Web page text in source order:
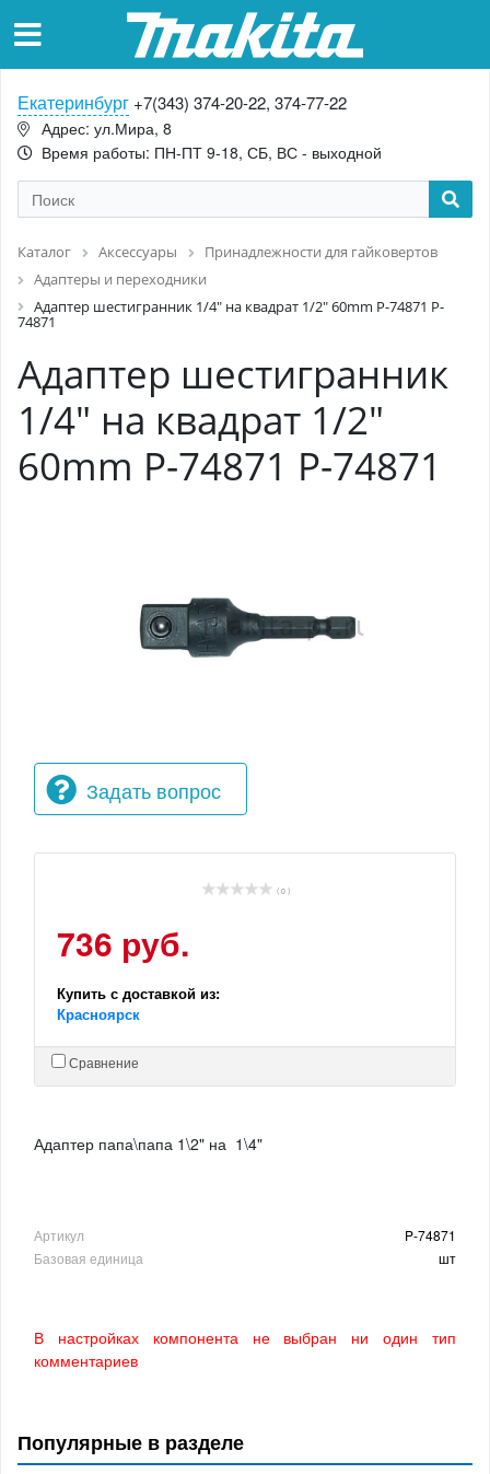
Екатеринбург +7(343) 374-20-22, 374-77-22
Адрес: ул.Мира, 8
Время работы: ПН-ПТ 9-18, СБ, ВС - выходной
Каталог Аксессуары
Принадлежности для гайковертов
Адаптеры и переходники
Адаптер шестигранник 1/4" на квадрат 1/2" 60mm P-74871 P-
74871
Адаптер шестигранник
1/4" на квадрат 1/2"
60mm P-74871 P-74871
Задать вопрос
( 0 )
736 руб.
Купить с доставкой из:
Красноярск
Сравнение
Адаптер папа\папа 1\2" на 1\4"
Артикул
P-74871
Базовая единица
шт
В настройках компонента не выбран ни один тип
комментариев
Популярные в разделе